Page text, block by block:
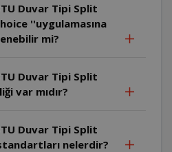
Duvar Tipi Split
mi?
Duvar Tipi Split
var mıdır?
Duvar Tipi Split
standartları nelerdir?